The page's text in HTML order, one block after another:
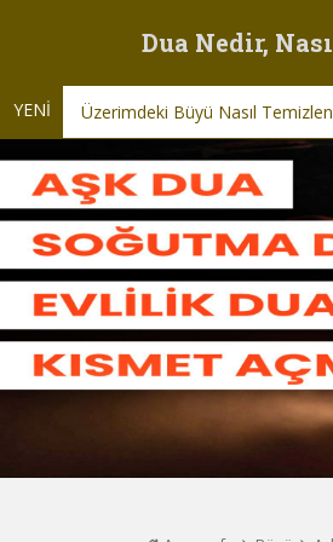
Dua Nedir,
YENİ Üzerimdeki Büyü Nasıl